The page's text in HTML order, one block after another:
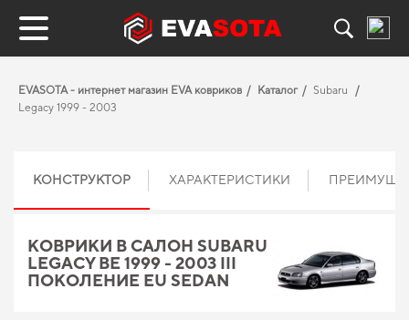
EVASOTA - интернет магазин EVA ковриков Каталог
Subaru
Legacy 1999 - 2003
КОНСТРУКТОР ХАРАКТЕРИСТИКИ
КОВРИКИ В САЛОН SUBARU
LEGACY BE 1999 - 2003 III
ПОКОЛЕНИЕ EU SEDAN